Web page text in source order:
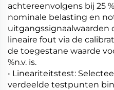
achtereenvolgens bij 25
nominale belasting en
uitgangssignaalwaarden
lineaire fout via de
de toegestane waarde
%n.v. is.
• Lineariteitstest:
verdeelde testpunten